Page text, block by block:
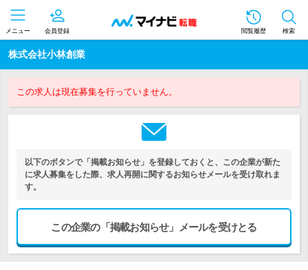
メニュー 会員登録 閲覧履歴 検索
株式会社小林創業
この求人は現在募集を行っていません。
以下のボタンで「掲載お知らせ」を登録しておくと、この企業が新た
に求人募集をした際、求人再開に関するお知らせメールを受け取れま
す。
この企業の「掲載お知らせ」メールを受けとる